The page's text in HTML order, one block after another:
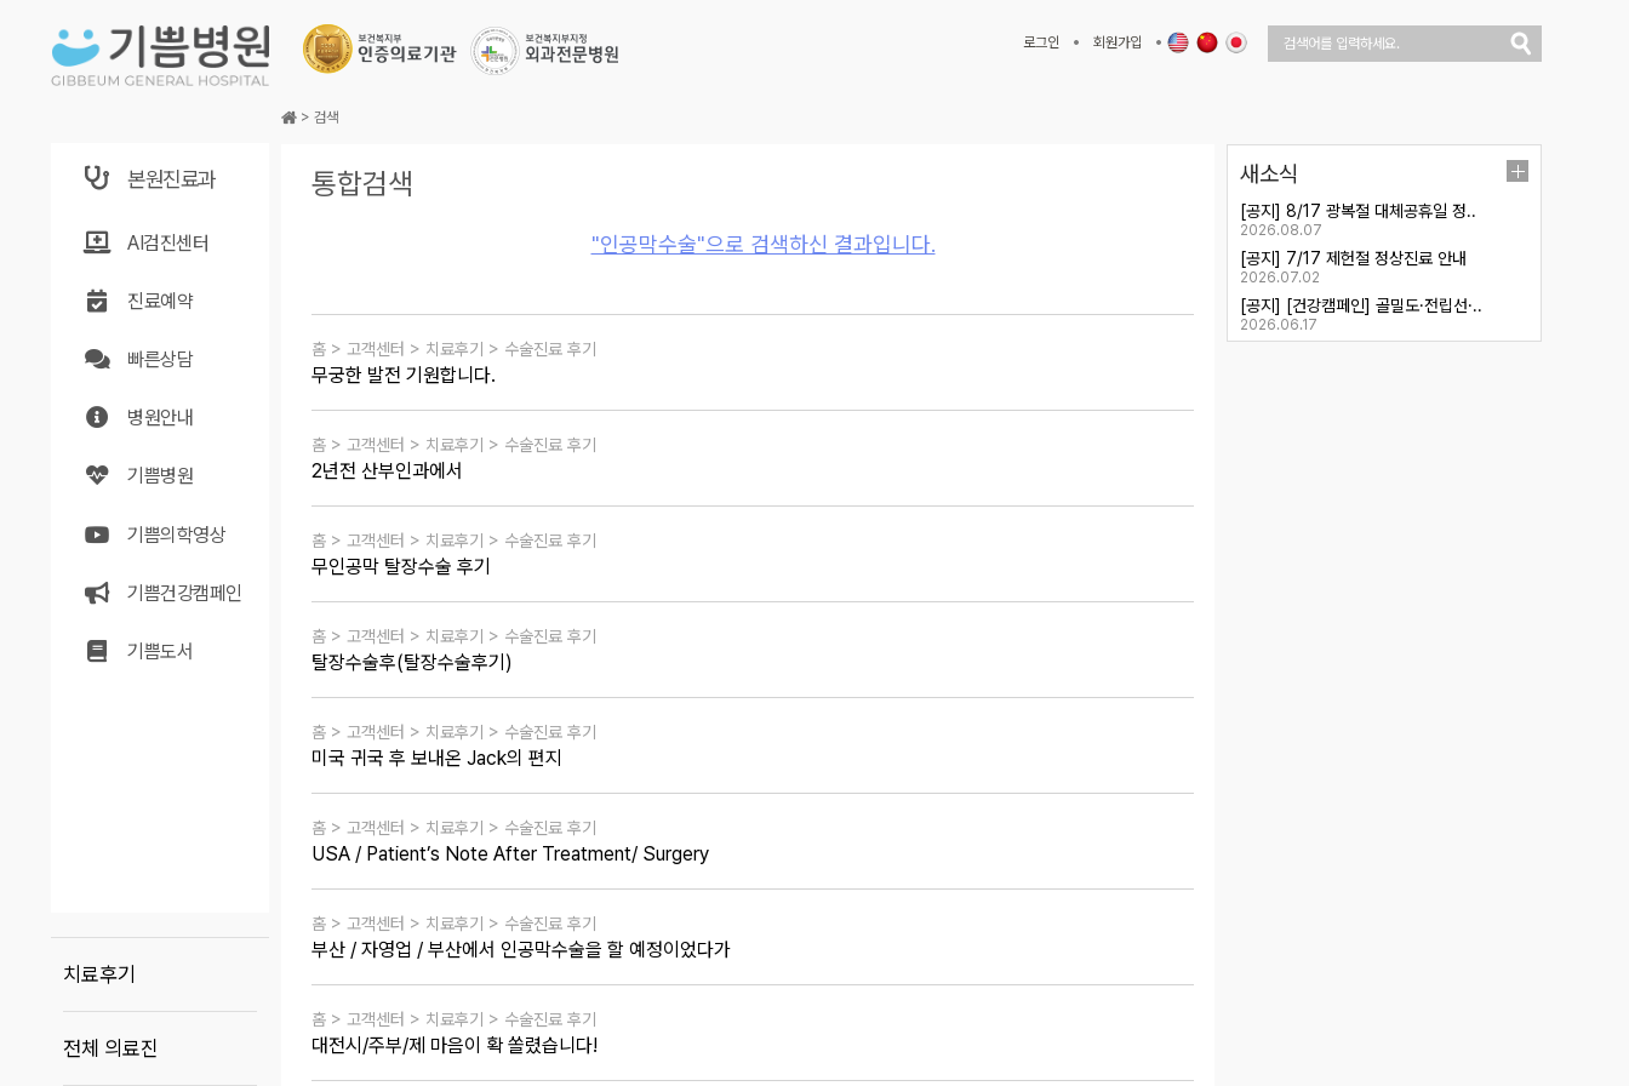
로그인 회원가입
본원진료과
AI검진센터
진료예약
빠른상담
병원안내
기쁨병원
기쁨의학영상
기쁨건강캠페인
기쁨도서
치료후기
전체 의료진
> 검색
통합검색
"인공막수술"으로 검색하신 결과입니다.
홈 > 고객센터 > 치료후기 > 수술진료 후기
무궁한 발전 기원합니다.
홈 > 고객센터 > 치료후기 > 수술진료 후기
2년전 산부인과에서
홈 > 고객센터 > 치료후기 > 수술진료 후기
무인공막 탈장수술 후기
홈 > 고객센터 > 치료후기 > 수술진료 후기
탈장수술후(탈장수술후기)
홈 > 고객센터 > 치료후기 > 수술진료 후기
미국 귀국 후 보내온 Jack의 편지
홈 > 고객센터 > 치료후기 > 수술진료 후기
USA / Patient’s Note After Treatment/ Surgery
홈 > 고객센터 > 치료후기 > 수술진료 후기
부산 / 자영업 / 부산에서 인공막수술을 할 예정이었다가
홈 > 고객센터 > 치료후기 > 수술진료 후기
대전시/주부/제 마음이 확 쏠렸습니다!
새소식
[공지] 8/17 광복절 대체공휴일 정..
2026.08.07
[공지] 7/17 제헌절 정상진료 안내
2026.07.02
[공지] [건강캠페인] 골밀도·전립선·..
2026.06.17